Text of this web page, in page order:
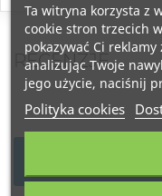
RECENZJE
NAPISZ SWOJĄ
Ta witryna korzysta z
cookie stron trzecich
pokazywać Ci
analizując Twoje
jego użycie, naciśnij
Polityka cookies